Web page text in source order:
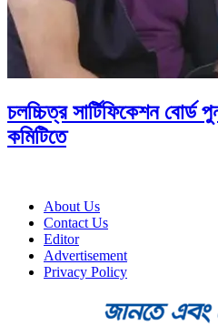
চলচ্চিত্র সার্টিফিকেশন বোর্ড
কমিটিতে
About Us
Contact Us
Editor
Advertisement
Privacy Policy